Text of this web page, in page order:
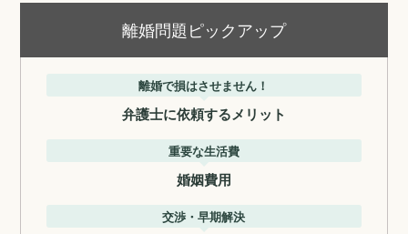
離婚問題ピックアップ
離婚で損はさせません！
弁護士に依頼するメリット
重要な生活費
婚姻費用
交渉・早期解決